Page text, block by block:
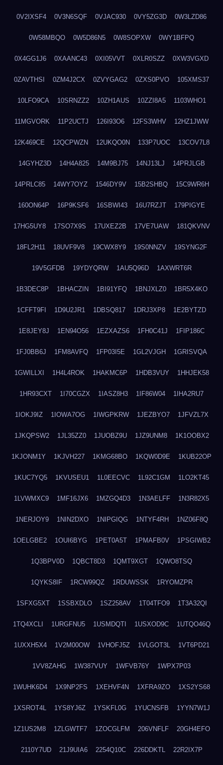
0V2IXSF4 0V3N6SQF 0VJAC930 0VY5ZG3D 0W3LZD86
0W58MBQO 0W5D86N5 0W8SOPXW 0WY1BFPQ
0X4GG1J6 0XAANC43 0XI05VVT 0XLR0SZZ 0XW3VGXD
0ZAVTHSI 0ZM4J2CX 0ZVYGAG2 0ZXS0PVO 105XMS37
10LFO9CA 10SRNZZ2 10ZH1AUS 10ZZI8A5 1103WHO1
11MGVORK 11P2UCTJ 126I93O6 12FS3WHV 12HZ1JWW
12K469CE 12QCPWZN 12UKQO0N 133P7UOC 13COV7L8
14GYHZ3D 14H4A825 14M9BJ75 14NJ13LJ 14PRJLGB
14PRLC85 14WY7OYZ 1546DY9V 15B2SHBQ 15C9WR6H
160ON64P 16P9KSF6 16SBWI43 16U7RZJT 179PIGYE
17HG5UY8 17SO7X9S 17UXEZ2B 17VE7UAW 181QKVNV
18FL2H11 18UVF9V8 19CWX8Y9 19S0NNZV 19SYNG2F
19V5GFDB 19YDYQRW 1AU5Q96D 1AXWRT6R
1B3DEC8P 1BHACZIN 1BI91YFQ 1BNJXLZ0 1BR5X4KO
1CFFT9FI 1D9U2JR1 1DBSQ817 1DRJ3XP8 1E2BYTZD
1E8JEY8J 1EN94O56 1EZXAZS6 1FH0C41J 1FIP186C
1FJ0BB6J 1FM8AVFQ 1FP03I5E 1GL2VJGH 1GRISVQA
1GWILLXI 1H4L4ROK 1HAKMC6P 1HDB3VUY 1HHJEK58
1HR93CXT 1I70CGZX 1IASZ8H3 1IF86W04 1IHA2RU7
1IOKJ9IZ 1IOWA7OG 1IWGPKRW 1JEZBYO7 1JFVZL7X
1JKQPSW2 1JL35ZZ0 1JUOBZ9U 1JZ9UNM8 1K1OOBX2
1KJONM1Y 1KJVH227 1KMG68BO 1KQW0D9E 1KUB22OP
1KUC7YQ5 1KVUSEU1 1L0EECVC 1L92C1GM 1LO2KT45
1LVWMXC9 1MF16JX6 1MZGQ4D3 1N3AELFF 1N3R82X5
1NERJOY9 1NIN2DXO 1NIPGIQG 1NTYF4RH 1NZ06F8Q
1OELGBE2 1OUI6BYG 1PET0A5T 1PMAFB0V 1PSGIWB2
1Q3BPV0D 1QBCT8D3 1QMT9XGT 1QWO8TSQ
1QYKS8IF 1RCW99QZ 1RDUWSSK 1RYOMZPR
1SFXG5XT 1SSBXDLO 1SZ258AV 1T04TFO9 1T3A32QI
1TQ4XCLI 1URGFNU5 1USMDQTI 1USXOD9C 1UTQO46Q
1UXXH5X4 1V2M00OW 1VHOFJ5Z 1VLGOT3L 1VT6PD21
1VV8ZAHG 1W387VUY 1WFVB76Y 1WPX7P03
1WUHK6D4 1X9NP2FS 1XEHVF4N 1XFRA9ZO 1XS2YS68
1XSROT4L 1YS8YJ6Z 1YSKFL0G 1YUCNSFB 1YYN7W1J
1Z1US2M8 1ZLGWTF7 1ZOCGLFM 206VNFLF 20GH4EFO
2110Y7UD 21J9UIA6 2254Q10C 226DDKTL 22R2IX7P